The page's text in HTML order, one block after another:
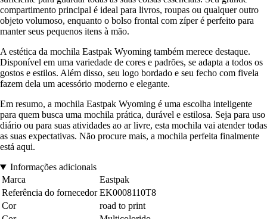
compartimento principal é ideal para livros, roupas ou qualquer outro
objeto volumoso, enquanto o bolso frontal com zíper é perfeito para
manter seus pequenos itens à mão.
A estética da mochila Eastpak Wyoming também merece destaque.
Disponível em uma variedade de cores e padrões, se adapta a todos os
gostos e estilos. Além disso, seu logo bordado e seu fecho com fivela
fazem dela um acessório moderno e elegante.
Em resumo, a mochila Eastpak Wyoming é uma escolha inteligente
para quem busca uma mochila prática, durável e estilosa. Seja para uso
diário ou para suas atividades ao ar livre, esta mochila vai atender todas
as suas expectativas. Não procure mais, a mochila perfeita finalmente
está aqui.
Informações adicionais
Marca
Eastpak
Referência do fornecedor EK0008110T8
Cor
road to print